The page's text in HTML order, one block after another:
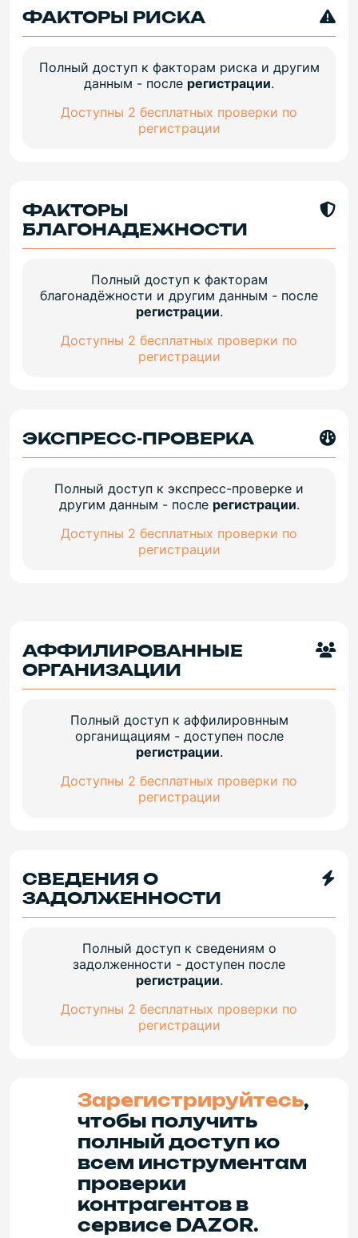
ФАКТОРЫ РИСКА
Полный доступ к факторам риска и другим
данным - после регистрации.
Доступны 2 бесплатных проверки по
регистрации
ФАКТОРЫ
БЛАГОНАДЕЖНОСТИ
Полный доступ к факторам
благонадёжности и другим данным - после
регистрации.
Доступны 2 бесплатных проверки по
регистрации
ЭКСПРЕСС-ПРОВЕРКА
Полный доступ к экспресс-проверке и
другим данным - после регистрации.
Доступны 2 бесплатных проверки по
регистрации
АФФИЛИРОВАННЫЕ
ОРГАНИЗАЦИИ
Полный доступ к аффилировнным
органищациям - доступен после
регистрации.
Доступны 2 бесплатных проверки по
регистрации
СВЕДЕНИЯ О
ЗАДОЛЖЕННОСТИ
Полный доступ к сведениям о
задолженности - доступен после
регистрации.
Доступны 2 бесплатных проверки по
регистрации
Зарегистрируйтесь,
чтобы получить
полный доступ ко
всем инструментам
проверки
контрагентов в
сервисе DAZOR.